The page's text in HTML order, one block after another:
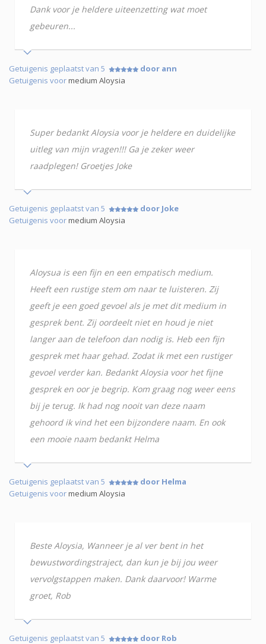
Dank voor je heldere uiteenzetting wat moet
gebeuren...
Getuigenis geplaatst van 5
door ann
Getuigenis voormedium Aloysia
Super bedankt Aloysia voor je heldere en duidelijke
uitleg van mijn vragen!!! Ga je zeker weer
raadplegen! Groetjes Joke
Getuigenis geplaatst van 5
door Joke
Getuigenis voormedium Aloysia
Aloysua is een fijn en een empatisch medium.
Heeft een rustige stem om naar te luisteren. Zij
geeft je een goed gevoel als je met dit medium in
gesprek bent. Zij oordeelt niet en houd je niet
langer aan de telefoon dan nodig is. Heb een fijn
gesprek met haar gehad. Zodat ik met een rustiger
gevoel verder kan. Bedankt Aloysia voor het fijne
gesprek en oor je begrip. Kom graag nog weer eens
bij je terug. Ik had nog nooit van deze naam
gehoord ik vind het een bijzondere naam. En ook
een mooie naam bedankt Helma
Getuigenis geplaatst van 5
door Helma
Getuigenis voormedium Aloysia
Beste Aloysia, Wanneer je al ver bent in het
bewustwordingstraject, dan kun je bij jou weer
vervolgstappen maken. Dank daarvoor! Warme
groet, Rob
Getuigenis geplaatst van 5
door Rob